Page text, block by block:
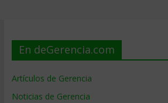
En deGerencia.com
Artículos de Gerencia
Noticias de Gerencia